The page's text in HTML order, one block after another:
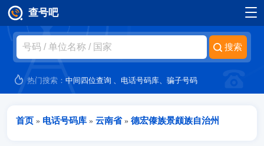
跳转到主要内容
查号吧
热门搜索：中间四位查询 、 电话号码库、骗子号码
当前位置
首页 » 电话号码库 » 云南省 » 德宏傣族景颇族自治州